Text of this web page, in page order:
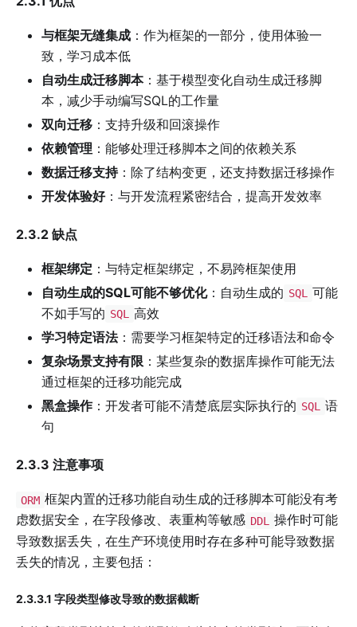
与框架无缝集成 ：作为框架的一部分，使用体验一
致，学习成本低
自动生成迁移脚本：基于模型变化自动生成迁移脚
本，减少手动编写SQL的工作量
双向迁移 ：支持升级和回滚操作
依赖管理 ：能够处理迁移脚本之间的依赖关系
数据迁移支持：除了结构变更，还支持数据迁移操作
开发体验好：与开发流程紧密结合，提高开发效率
2.3.2 缺点
框架绑定 ：与特定框架绑定，不易跨框架使用
自动生成的SQL可能不够优化：自动生成的 SQL
可能
不如手写的 SQL
高效
学习特定语法：需要学习框架特定的迁移语法和命令
复杂场景支持有限 ：某些复杂的数据库操作可能无法
通过框架的迁移功能完成
黑盒操作：开发者可能不清楚底层实际执行的 SQL 语
句
2.3.3 注意事项
ORM 框架内置的迁移功能自动生成的迁移脚本可能没有考
虑数据安全，在字段修改、表重构等敏感 DDL
操作时可能
导致数据丢失，在生产环境使用时存在多种可能导致数据
丢失的情况，主要包括：
2.3.3.1 字段类型修改导致的数据截断